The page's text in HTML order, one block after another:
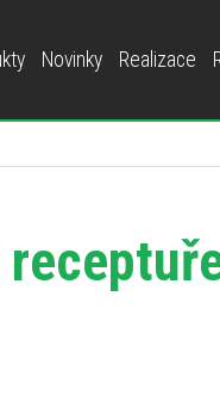
Novinky Realizace